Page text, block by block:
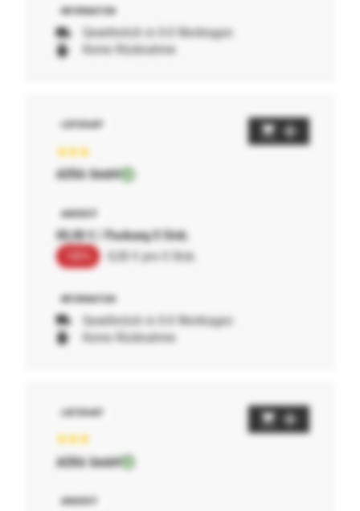
Gewöhnlich in 0-0 Werktagen
Keine Rücknahme
AERA GmbH
00,00 € / Packung 0 Stck.
0,00 € pro 0 Stck.
Gewöhnlich in 0-0 Werktagen
Keine Rücknahme
AERA GmbH